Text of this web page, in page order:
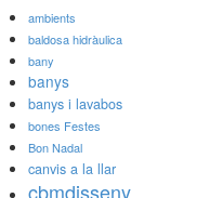
ambients
baldosa hidràulica
bany
banys
banys i lavabos
bones Festes
Bon Nadal
canvis a la llar
cbmdisseny